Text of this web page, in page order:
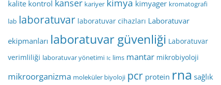
kalite kontrol kanser kariyer kimya kimyager kromatografi
lab laboratuvar laboratuvar cihazları Laboratuvar
ekipmanları laboratuvar güvenliği Laboratuvar
verimliliği laboratuvar yönetimi lc lims mantar mikrobiyoloji
mikroorganizma moleküler biyoloji pcr protein rna sağlık